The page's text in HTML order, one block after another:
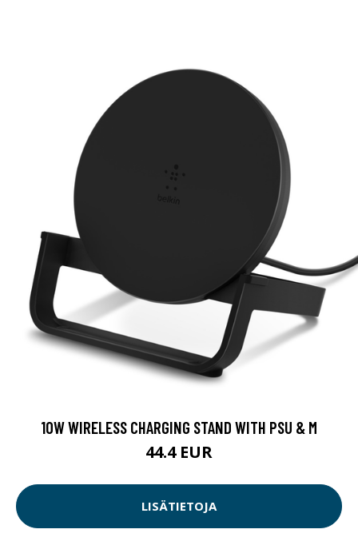
10W WIRELESS CHARGING STAND WITH PSU & M
44.4 EUR
LISÄTIETOJA